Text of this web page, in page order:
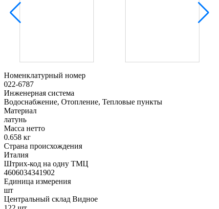
Номенклатурный номер
022-6787
Инженерная система
Водоснабжение, Отопление, Тепловые пункты
Материал
латунь
Масса нетто
0.658 кг
Страна происхождения
Италия
Штрих-код на одну ТМЦ
4606034341902
Единица измерения
шт
Центральный склад Видное